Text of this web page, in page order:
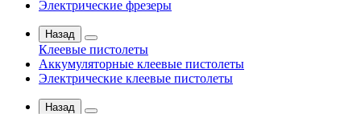
Электрические фрезеры
Назад
Клеевые пистолеты
Аккумуляторные клеевые пистолеты
Электрические клеевые пистолеты
Назад